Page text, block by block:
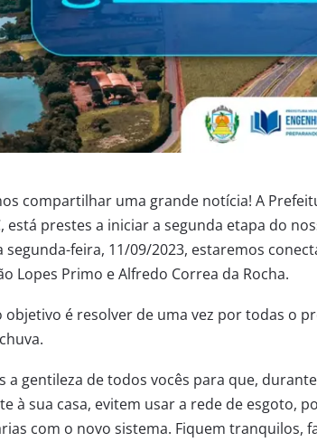
compartilhar uma grande notícia! A
está prestes a iniciar a segunda etapa do
segunda-feira, 11/09/2023, estaremos
Lopes Primo e Alfredo Correa da Rocha.
objetivo é resolver de uma vez por todas o
a gentileza de todos vocês para que,
à sua casa, evitem usar a rede de esgoto,
com o novo sistema. Fiquem tranquilos,
ENGENHEIRO COELHO PARTICIPA
DA SOLENIDADE DE ASSUNÇÃO
NOVO COMANDANTE DO 36º